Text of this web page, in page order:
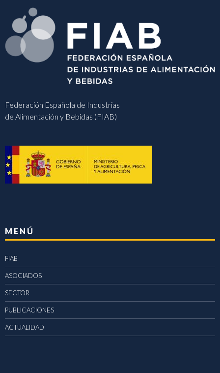
Federación Española de Industrias
de Alimentación y Bebidas (FIAB)
MENÚ
FIAB
ASOCIADOS
SECTOR
PUBLICACIONES
ACTUALIDAD